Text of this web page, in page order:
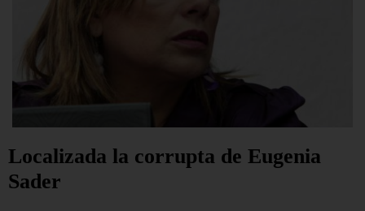
Localizada la corrupta de Eugenia
Sader